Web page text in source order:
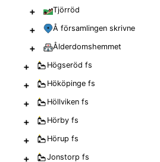
+ Tjörröd
+ Å församlingen skrivne
+ Ålderdomshemmet
+ Högseröd fs
+ Hököpinge fs
+ Höllviken fs
+ Hörby fs
+ Hörup fs
+ Jonstorp fs